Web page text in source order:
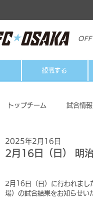
観戦する
トップチーム 試合情報
ホームタウン活動
2月16日（日） 明
2025年2月16日
2月16日（日）に行われま
場）の試合結果をお知らせい